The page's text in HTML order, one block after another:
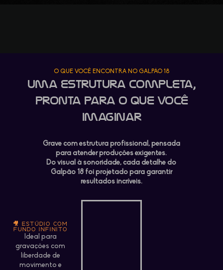
O QUE VOCÊ ENCONTRA NO GALPÃO 18
Uma estrutura completa,
pronta para o que você
imaginar
Grave com estrutura profissional, pensada
para atender produções exigentes.
Do visual à sonoridade, cada detalhe do
Galpão 18 foi projetado para garantir
resultados incríveis.
🎥 ESTÚDIO COM
FUNDO INFINITO
Ideal para
gravações com
liberdade de
movimento e